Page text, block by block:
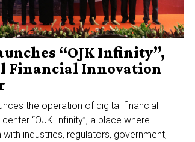
“OJK Infinity”,
Financial Innovation
the operation of digital financial
“OJK Infinity”, a place where
with industries, regulators, government,